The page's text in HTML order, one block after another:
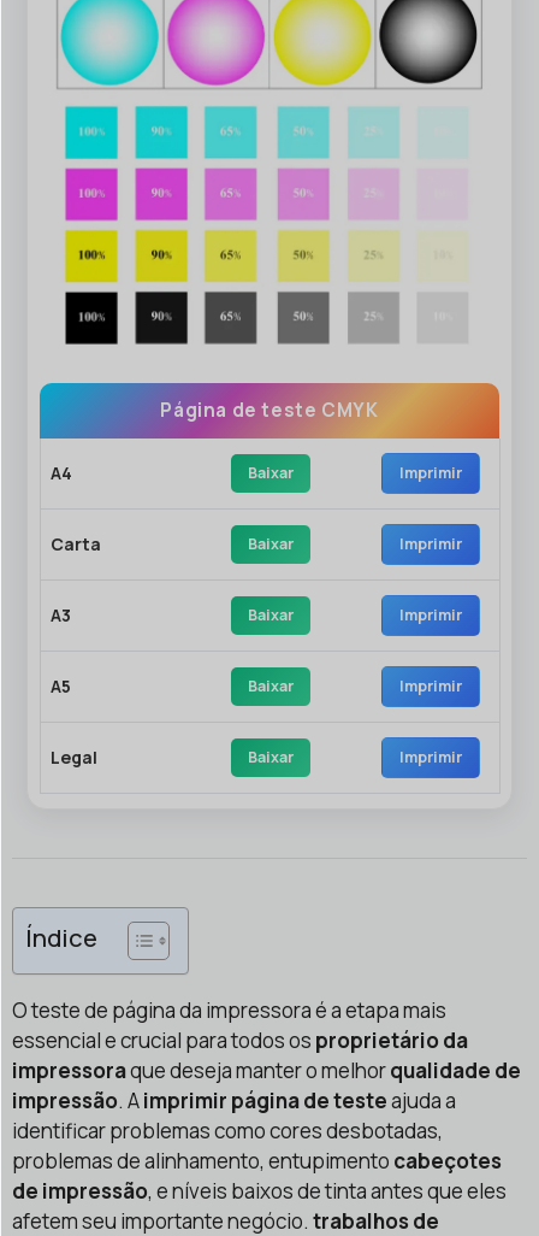
Página de teste CMYK
A4 Baixar Imprimir
Carta Baixar Imprimir
A3 Baixar Imprimir
A5 Baixar Imprimir
Legal Baixar Imprimir
Índice
O teste de página da impressora é a etapa mais
essencial e crucial para todos os proprietário da
impressoraque deseja manter o melhorqualidade de
impressão. Aimprimir página de testeajuda a
identificar problemas como cores desbotadas,
problemas de alinhamento, entupimento cabeçotes
de impressão, e níveis baixos de tinta antes que eles
afetem seu importante negócio. trabalhos de